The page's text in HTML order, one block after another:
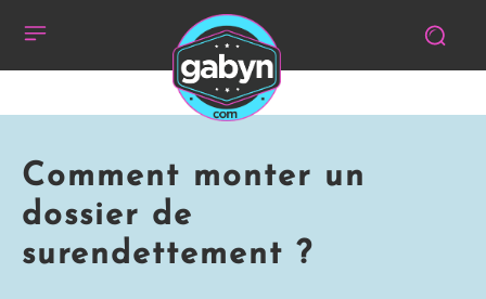
Comment monter un
dossier de
surendettement ?